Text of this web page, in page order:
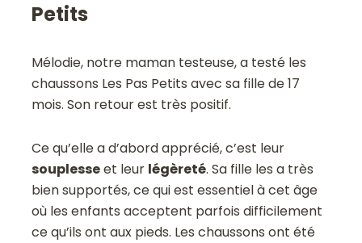
Petits
Mélodie, notre maman testeuse, a testé les
chaussons Les Pas Petits avec sa fille de 17
mois. Son retour est très positif.
Ce qu’elle a d’abord apprécié, c’est leur
souplesseet leur légèreté. Sa fille les a très
bien supportés, ce qui est essentiel à cet âge
où les enfants acceptent parfois difficilement
ce qu’ils ont aux pieds. Les chaussons ont été